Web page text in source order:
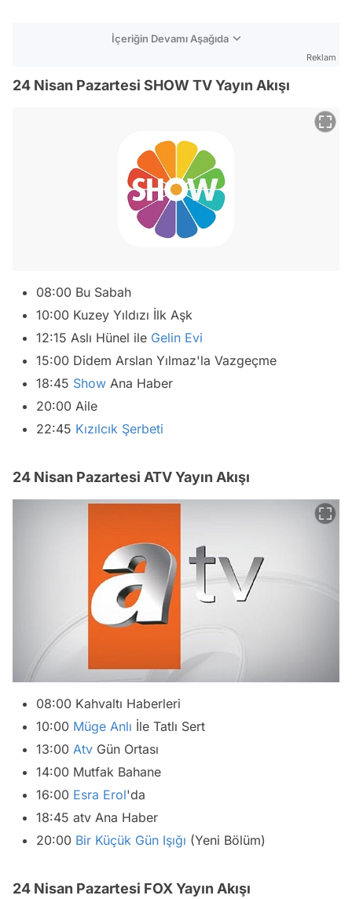
İçeriğin Devamı Aşağıda
Reklam
24 Nisan Pazartesi SHOW TV Yayın Akışı
08:00 Bu Sabah
10:00 Kuzey Yıldızı İlk Aşk
12:15 Aslı Hünel ile Gelin Evi
15:00 Didem Arslan Yılmaz'la Vazgeçme
18:45 Show Ana Haber
20:00 Aile
22:45 Kızılcık Şerbeti
24 Nisan Pazartesi ATV Yayın Akışı
08:00 Kahvaltı Haberleri
10:00 Müge Anlı İle Tatlı Sert
13:00 Atv Gün Ortası
14:00 Mutfak Bahane
16:00 Esra Erol'da
18:45 atv Ana Haber
20:00 Bir Küçük Gün Işığı (Yeni Bölüm)
24 Nisan Pazartesi FOX Yayın Akışı